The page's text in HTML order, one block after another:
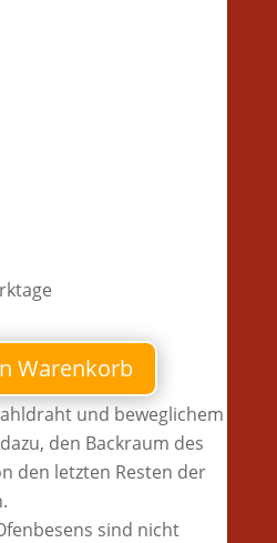
Warenkorb
und beweglichem
den Backraum des
den letzten Resten der
sind nicht